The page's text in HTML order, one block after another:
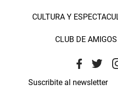
CULTURA Y
CLUB DE AMIGOS
Suscribite al newsletter